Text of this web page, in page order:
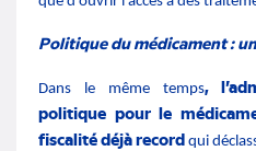
Politique du médicament :
Dans le même temps,
politique pour le
fiscalité déjà record qui